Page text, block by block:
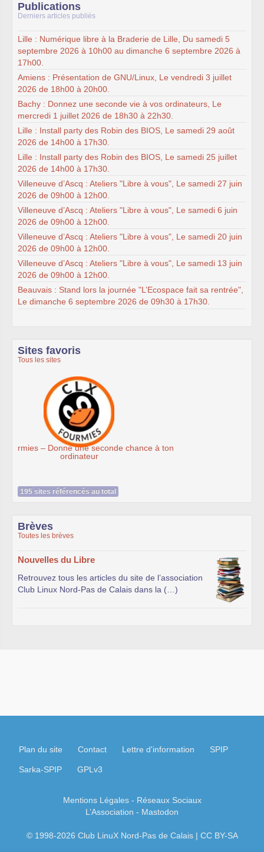
Publications
Derniers articles publiés
Lille : Numérique libre à la Braderie de Lille, Du samedi 5
septembre 2026 à 10h00 au dimanche 6 septembre 2026 à
17h00.
Amiens : Présentation de GNU/Linux, Le vendredi 3 juillet
2026 de 18h00 à 20h00.
Bachy : Donnez une seconde vie à vos ordinateurs, Le
mercredi 1 juillet 2026 de 18h30 à 22h30.
Lille : Install party des Robin des BIOS, Le samedi 29 août
2026 de 14h00 à 17h30.
Lille : Install party des Robin des BIOS, Le samedi 25 juillet
2026 de 14h00 à 17h30.
Villeneuve d’Ascq : Ateliers "Libre à vous", Le samedi 27 juin
2026 de 09h00 à 12h00.
Villeneuve d’Ascq : Ateliers "Libre à vous", Le samedi 6 juin
2026 de 09h00 à 12h00.
Villeneuve d’Ascq : Ateliers "Libre à vous", Le samedi 20 juin
2026 de 09h00 à 12h00.
Villeneuve d’Ascq : Ateliers "Libre à vous", Le samedi 13 juin
2026 de 09h00 à 12h00.
Beauvais : Stand lors la journée "L’Ecospace fait sa rentrée",
Le dimanche 6 septembre 2026 de 09h30 à 17h30.
Sites favoris
Tous les sites
Association Éthiciel
195 sites référencés au total
Brèves
Toutes les brèves
Nouvelles du Libre
Retrouvez tous les articles du site de l’association
Club Linux Nord-Pas de Calais dans la (…)
Plan du site Contact Lettre d'information SPIP
Sarka-SPIP GPLv3
Mentions Légales- Réseaux Sociaux
L’Association - Mastodon
© 1998-2026 Club LinuX Nord-Pas de Calais | CC BY-SA